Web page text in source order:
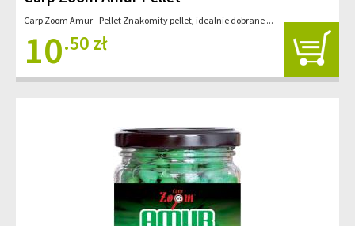
Carp Zoom Amur - Pellet Znakomity pellet, idealnie dobrane ...
10.50 zł